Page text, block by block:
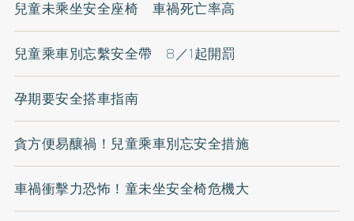
兒童未乘坐安全座椅 車禍死亡率高
兒童乘車別忘繫安全帶 8／1起開罰
孕期要安全搭車指南
貪方便易釀禍！兒童乘車別忘安全措施
車禍衝擊力恐怖！童未坐安全椅危機大